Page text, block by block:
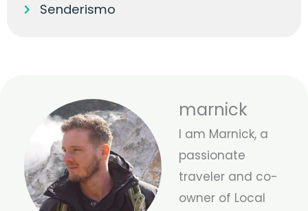
Senderismo
marnick
I am Marnick, a
passionate
traveler and co-
owner of Local